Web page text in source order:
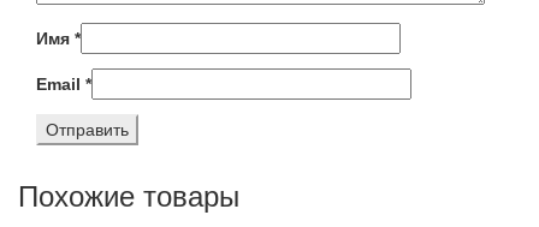
Имя *
Email *
Похожие товары